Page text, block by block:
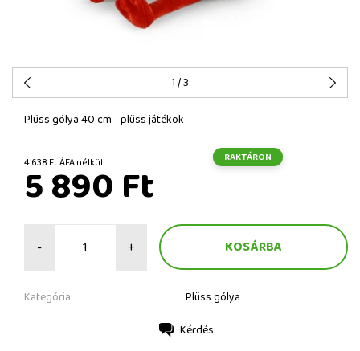
1/ 3
Plüss gólya 40 cm - plüss játékok
4 638 Ft ÁFA nélkül RAKTÁRON
5 890 Ft
- +
Kategória: Plüss gólya
Kérdés